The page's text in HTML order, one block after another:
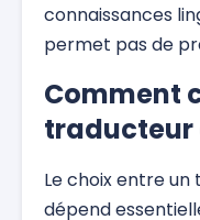
connaissances
permet pas de
Comment
traducteur
Le choix entre
dépend